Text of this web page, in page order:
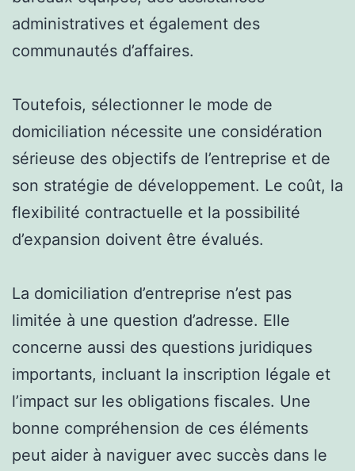
administratives et également des
communautés d’affaires.
Toutefois, sélectionner le mode de
domiciliation nécessite une considération
sérieuse des objectifs de l’entreprise et de
son stratégie de développement. Le coût, la
flexibilité contractuelle et la possibilité
d’expansion doivent être évalués.
La domiciliation d’entreprise n’est pas
limitée à une question d’adresse. Elle
concerne aussi des questions juridiques
importants, incluant la inscription légale et
l’impact sur les obligations fiscales. Une
bonne compréhension de ces éléments
peut aider à naviguer avec succès dans le